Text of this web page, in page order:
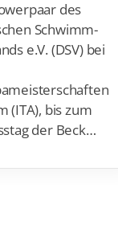
des
Schwimm-
e.V. (DSV) bei
(ITA), bis zum
der Beck…